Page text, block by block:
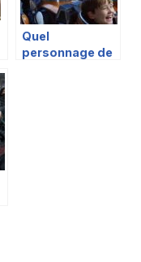
Quel
personnage de